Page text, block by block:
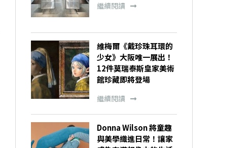
繼續閱讀
維梅爾《戴珍珠耳環的
少女》大阪唯一展出！
12件莫瑞泰斯皇家美術
館珍藏即將登場
繼續閱讀
Donna Wilson 將童趣
與美學織進日常！讓家